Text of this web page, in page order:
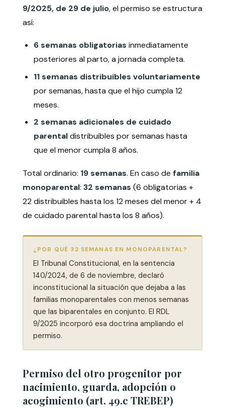
9/2025, de 29 de julio, el permiso se estructura
así:
6 semanas obligatorias inmediatamente
posteriores al parto, a jornada completa.
11 semanas distribuibles voluntariamente
por semanas, hasta que el hijo cumpla 12
meses.
2 semanas adicionales de cuidado
parentaldistribuibles por semanas hasta
que el menor cumpla 8 años.
Total ordinario: 19 semanas. En caso de familia
monoparental: 32 semanas (6 obligatorias +
22 distribuibles hasta los 12 meses del menor + 4
de cuidado parental hasta los 8 años).
¿POR QUÉ 32 SEMANAS EN MONOPARENTAL?
El Tribunal Constitucional, en la sentencia
140/2024, de 6 de noviembre, declaró
inconstitucional la situación que dejaba a las
familias monoparentales con menos semanas
que las biparentales en conjunto. El RDL
9/2025 incorporó esa doctrina ampliando el
permiso.
Permiso del otro progenitor por
nacimiento, guarda, adopción o
acogimiento (art. 49.c TREBEP)